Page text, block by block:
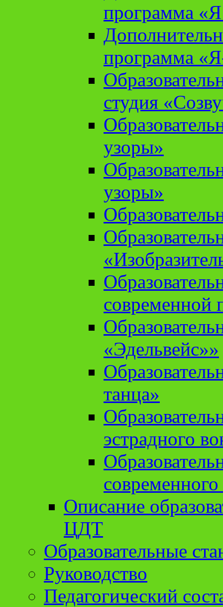
программа «Я
программа
студия
узоры»
узоры»
современной
«Эдельвейс»»
танца»
эстрадного
Описание
ЦДТ
Образовательные
Руководство
Педагогический